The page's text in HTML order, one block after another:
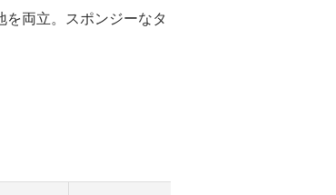
両立。スポンジーなタ